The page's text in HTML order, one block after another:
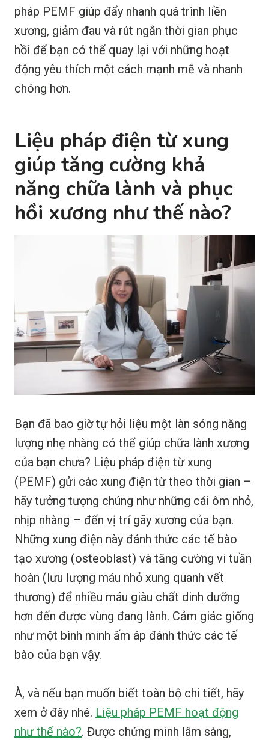
pháp PEMF giúp đẩy nhanh quá trình liền
xương, giảm đau và rút ngắn thời gian phục
hồi để bạn có thể quay lại với những hoạt
động yêu thích một cách mạnh mẽ và nhanh
chóng hơn.
Liệu pháp điện từ xung
giúp tăng cường khả
năng chữa lành và phục
hồi xương như thế nào?
Bạn đã bao giờ tự hỏi liệu một làn sóng năng
lượng nhẹ nhàng có thể giúp chữa lành xương
của bạn chưa? Liệu pháp điện từ xung
(PEMF) gửi các xung điện từ theo thời gian –
hãy tưởng tượng chúng như những cái ôm nhỏ,
nhịp nhàng – đến vị trí gãy xương của bạn.
Những xung điện này đánh thức các tế bào
tạo xương (osteoblast) và tăng cường vi tuần
hoàn (lưu lượng máu nhỏ xung quanh vết
thương) để nhiều máu giàu chất dinh dưỡng
hơn đến được vùng đang lành. Cảm giác giống
như một bình minh ấm áp đánh thức các tế
bào của bạn vậy.
À, và nếu bạn muốn biết toàn bộ chi tiết, hãy
xem ở đây nhé. Liệu pháp PEMF hoạt động
như thế nào?. Được chứng minh lâm sàng,